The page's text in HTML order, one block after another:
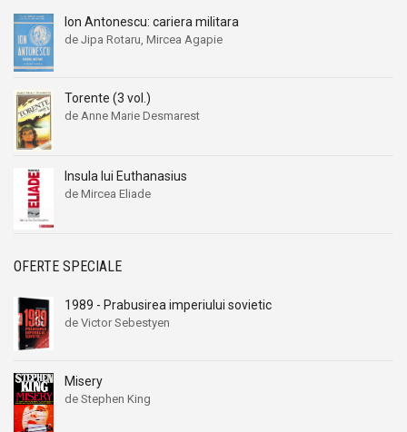
Ion Antonescu: cariera militara
de Jipa Rotaru, Mircea Agapie
Torente (3 vol.)
de Anne Marie Desmarest
Insula lui Euthanasius
de Mircea Eliade
OFERTE SPECIALE
1989 - Prabusirea imperiului sovietic
de Victor Sebestyen
Misery
de Stephen King